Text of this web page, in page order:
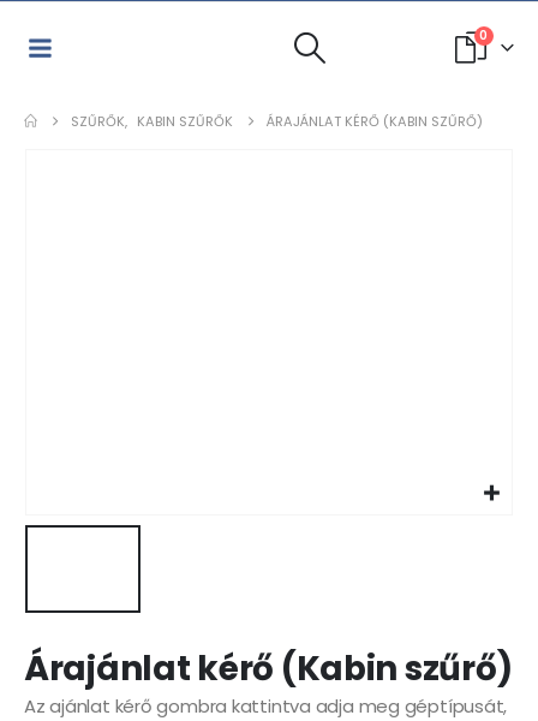
0
SZŰRŐK, KABIN SZŰRŐK ÁRAJÁNLAT KÉRŐ (KABIN SZŰRŐ)
Árajánlat kérő (Kabin szűrő)
Az ajánlat kérő gombra kattintva adja meg géptípusát,